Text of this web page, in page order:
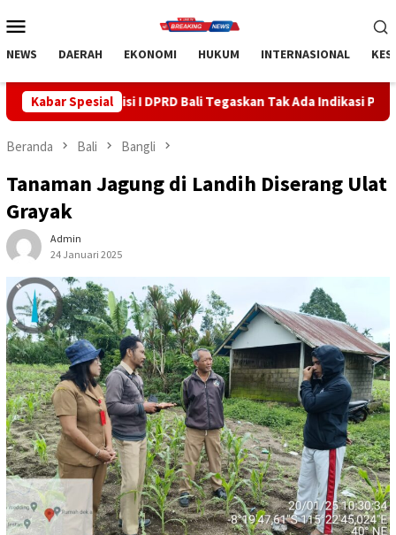
ke
Mobile
NEWS DAERAH EKONOMI HUKUM INTERNASIONAL
Kabar Spesial
Bali Tegaskan Tak Ada Indikasi Penyalahgunaan Barang
Beranda Bali Bangli
Tanaman Jagung di Landih Diserang Ulat
Grayak
Admin
24 Januari 2025